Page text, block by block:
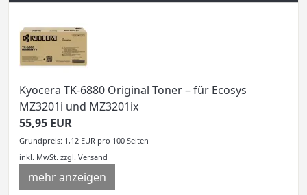
Kyocera TK-6880 Original Toner – für Ecosys
MZ3201i und MZ3201ix
55,95 EUR
Grundpreis: 1,12 EUR pro 100 Seiten
inkl. MwSt. zzgl. Versand
mehr anzeigen